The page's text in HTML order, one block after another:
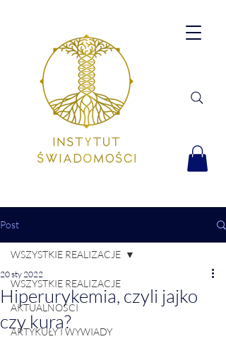
Post
WSZYSTKIE REALIZACJE
AKTUALNOŚCI
ARTYKUŁY I WYWIADY
WSZYSTKIE REALIZACJE
Hiperurykemia, czyli jajko
czy kura?
20 sty 2022